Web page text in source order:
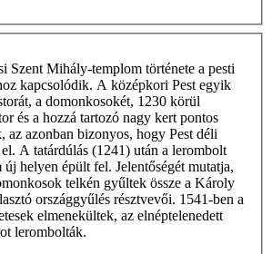
Szent Mihály-templom története a pesti
kapcsolódik. A középkori Pest egyik
a domonkosokét, 1230 körül
és a hozzá tartozó nagy kert pontos
az azonban bizonyos, hogy Pest déli
A tatárdúlás (1241) után a lerombolt
helyen épült fel. Jelentőségét mutatja,
telkén gyűltek össze a Károly
országgyűlés résztvevői. 1541-ben a
elmenekültek, az elnéptelenedett
lerombolták.